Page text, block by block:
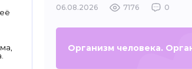
06.08.2026 7176 0
Организм человека.